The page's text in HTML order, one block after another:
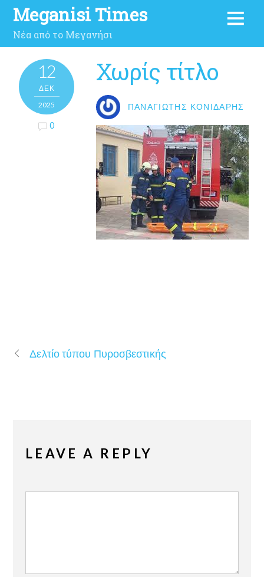
Meganisi Times
Νέα από το Μεγανήσι
12
ΔΕΚ
2025
0
Χωρίς τίτλο
ΠΑΝΑΓΙΏΤΗΣ ΚΟΝΙΔΆΡΗΣ
Δελτίο τύπου Πυροσβεστικής
LEAVE A REPLY